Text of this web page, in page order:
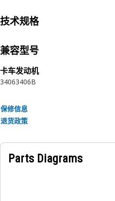
技术规格
兼容型号
卡车发动机
34063406B
保修信息
退货政策
Parts Diagrams